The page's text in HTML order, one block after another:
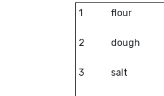
1 flour
2 dough
3 salt